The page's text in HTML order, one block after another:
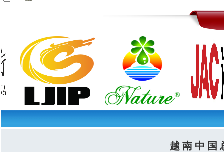
越 南 中 国